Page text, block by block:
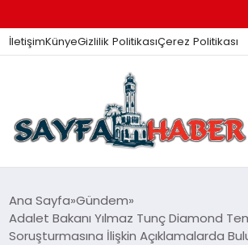
İletişimKünyeGizlilik PolitikasıÇerez Politikası
ANA SAYFA
Ana Sayfa Gündem
Adalet Bakanı Yılmaz Tunç Diamond
Soruşturmasına İlişkin Açıklamalarda